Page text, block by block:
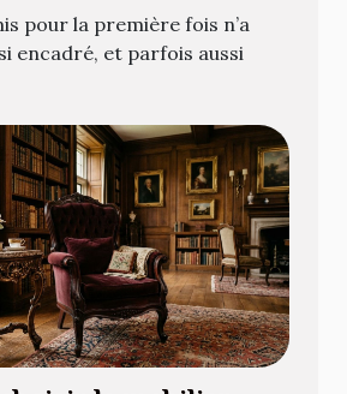
pour la première fois n’a
encadré, et parfois aussi